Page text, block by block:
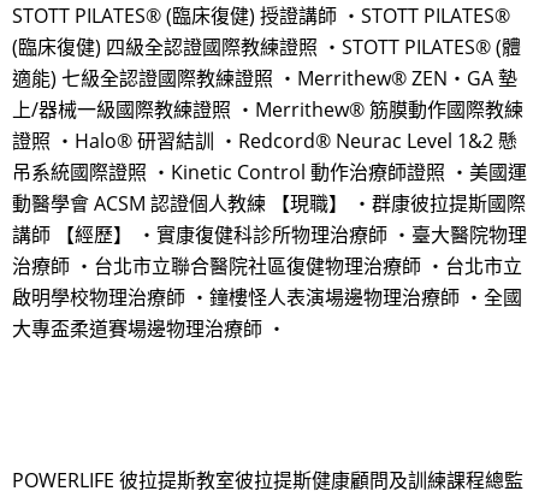
STOTT PILATES® (臨床復健) 授證講師 ・STOTT PILATES®
(臨床復健) 四級全認證國際教練證照 ・STOTT PILATES® (體
適能) 七級全認證國際教練證照 ・Merrithew® ZEN‧GA 墊
上/器械一級國際教練證照 ・Merrithew® 筋膜動作國際教練
證照 ・Halo® 研習結訓 ・Redcord® Neurac Level 1&2 懸
吊系統國際證照 ・Kinetic Control 動作治療師證照 ・美國運
動醫學會 ACSM 認證個人教練 【現職】 ・群康彼拉提斯國際
講師 【經歷】 ・實康復健科診所物理治療師 ・臺大醫院物理
治療師 ・台北市立聯合醫院社區復健物理治療師 ・台北市立
啟明學校物理治療師 ・鐘樓怪人表演場邊物理治療師 ・全國
大專盃柔道賽場邊物理治療師 ・
POWERLIFE 彼拉提斯教室彼拉提斯健康顧問及訓練課程總監